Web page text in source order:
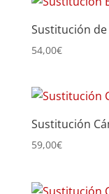
Sustitución de
54,00€
Sustitución
59,00€